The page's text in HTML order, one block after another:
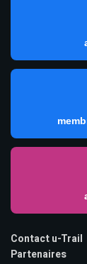
Contact u-Trail
Partenaires